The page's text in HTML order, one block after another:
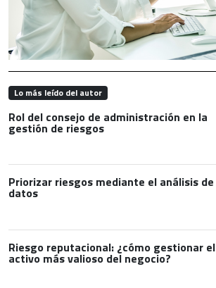
Lo más leído del autor
Rol del consejo de administración en la
gestión de riesgos
Priorizar riesgos mediante el análisis de
datos
Riesgo reputacional: ¿cómo gestionar el
activo más valioso del negocio?